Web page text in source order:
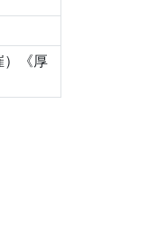
《厚